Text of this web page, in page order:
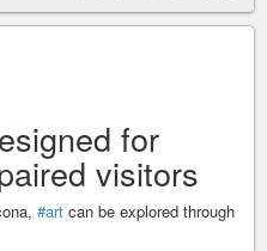
for
visitors
#art can be explored through